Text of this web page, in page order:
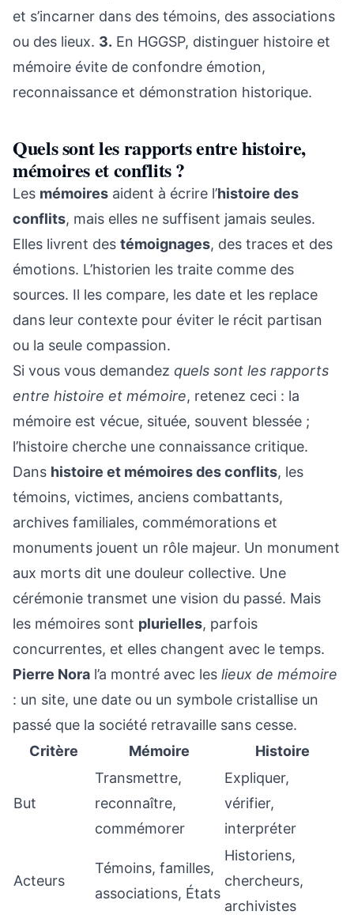
et s’incarner dans des témoins, des associations
ou des lieux. 3. En HGGSP, distinguer histoire et
mémoire évite de confondre émotion,
reconnaissance et démonstration historique.
Quels sont les rapports entre histoire,
mémoires et conflits ?
Les mémoires aident à écrire l’histoire des
conflits, mais elles ne suffisent jamais seules.
Elles livrent des témoignages, des traces et des
émotions. L’historien les traite comme des
sources. Il les compare, les date et les replace
dans leur contexte pour éviter le récit partisan
ou la seule compassion.
Si vous vous demandez quels sont les rapports
entre histoire et mémoire, retenez ceci : la
mémoire est vécue, située, souvent blessée ;
l’histoire cherche une connaissance critique.
Dans histoire et mémoires des conflits, les
témoins, victimes, anciens combattants,
archives familiales, commémorations et
monuments jouent un rôle majeur. Un monument
aux morts dit une douleur collective. Une
cérémonie transmet une vision du passé. Mais
les mémoires sont plurielles, parfois
concurrentes, et elles changent avec le temps.
Pierre Nora l’a montré avec les lieux de mémoire
: un site, une date ou un symbole cristallise un
passé que la société retravaille sans cesse.
Critère
Mémoire Histoire
But
Transmettre,
reconnaître,
commémorer
Expliquer,
vérifier,
interpréter
Acteurs
Témoins, familles,
associations, États
Historiens,
chercheurs,
archivistes